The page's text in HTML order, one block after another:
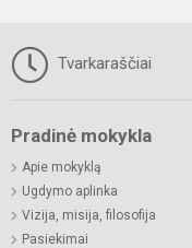
Tvarkaraščiai
Pradinė mokykla
Apie mokyklą
Ugdymo aplinka
Vizija, misija, filosofija
Pasiekimai